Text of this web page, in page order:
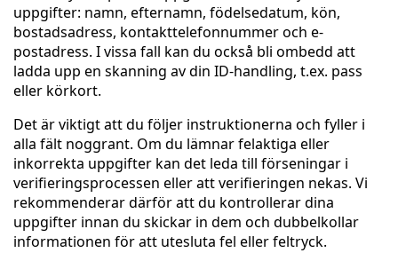
uppgifter: namn, efternamn, födelsedatum, kön,
bostadsadress, kontakttelefonnummer och e-
postadress. I vissa fall kan du också bli ombedd att
ladda upp en skanning av din ID-handling, t.ex. pass
eller körkort.
Det är viktigt att du följer instruktionerna och fyller i
alla fält noggrant. Om du lämnar felaktiga eller
inkorrekta uppgifter kan det leda till förseningar i
verifieringsprocessen eller att verifieringen nekas. Vi
rekommenderar därför att du kontrollerar dina
uppgifter innan du skickar in dem och dubbelkollar
informationen för att utesluta fel eller feltryck.